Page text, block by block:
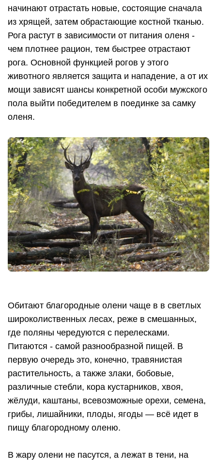
начинают отрастать новые, состоящие сначала
из хрящей, затем обрастающие костной тканью.
Рога растут в зависимости от питания оленя -
чем плотнее рацион, тем быстрее отрастают
рога. Основной функцией рогов у этого
животного является защита и нападение, а от их
мощи зависят шансы конкретной особи мужского
пола выйти победителем в поединке за самку
оленя.
Обитают благородные олени чаще в в светлых
широколиственных лесах, реже в смешанных,
где поляны чередуются с перелесками.
Питаются - самой разнообразной пищей. В
первую очередь это, конечно, травянистая
растительность, а также злаки, бобовые,
различные стебли, кора кустарников, хвоя,
жёлуди, каштаны, всевозможные орехи, семена,
грибы, лишайники, плоды, ягоды — всё идет в
пищу благородному оленю.
В жару олени не пасутся, а лежат в тени, на